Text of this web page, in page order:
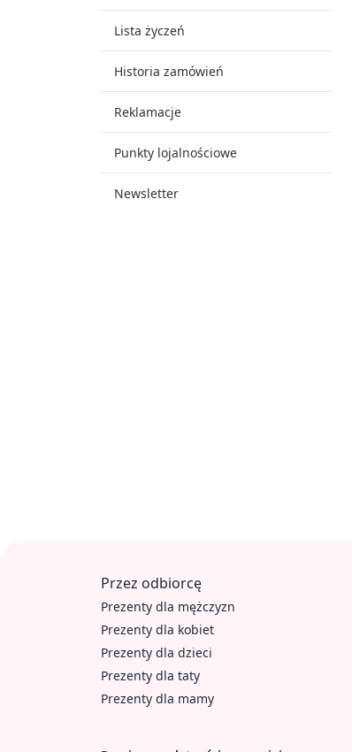
Lista życzeń
Historia zamówień
Reklamacje
Punkty lojalnościowe
Newsletter
Przez odbiorcę
Prezenty dla mężczyzn
Prezenty dla kobiet
Prezenty dla dzieci
Prezenty dla taty
Prezenty dla mamy